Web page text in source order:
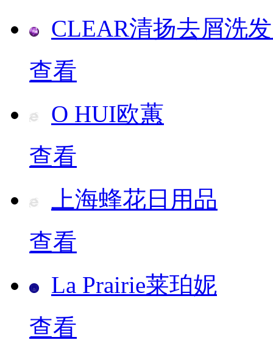
CLEAR清扬去屑洗
查看
O HUI欧蕙
查看
上海蜂花日用品
查看
La Prairie莱珀妮
查看